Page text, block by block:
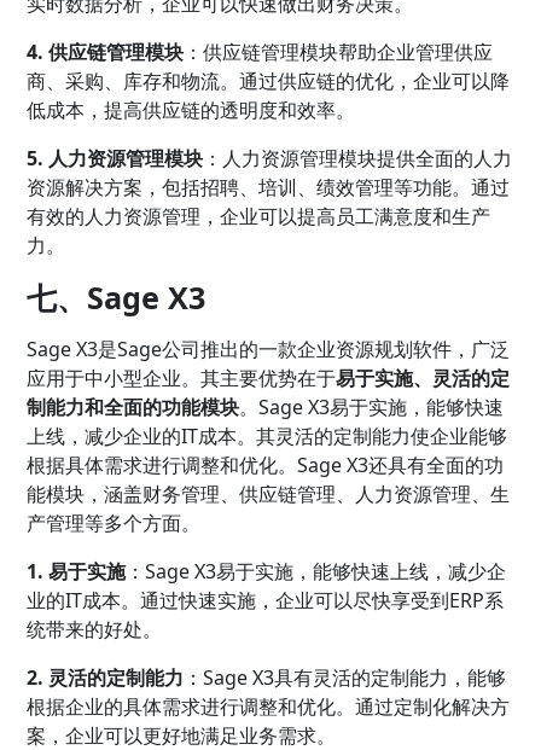
4. 供应链管理模块 ：供应链管理模块帮助企业管理供应
商、采购、库存和物流。通过供应链的优化，企业可以降
低成本，提高供应链的透明度和效率。
5. 人力资源管理模块 ：人力资源管理模块提供全面的人力
资源解决方案，包括招聘、培训、绩效管理等功能。通过
有效的人力资源管理，企业可以提高员工满意度和生产
力。
七、Sage X3
Sage X3是Sage公司推出的一款企业资源规划软件，广泛
应用于中小型企业。其主要优势在于易于实施、灵活的定
制能力和全面的功能模块。Sage X3易于实施，能够快速
上线，减少企业的IT成本。其灵活的定制能力使企业能够
根据具体需求进行调整和优化。Sage X3还具有全面的功
能模块，涵盖财务管理、供应链管理、人力资源管理、生
产管理等多个方面。
1. 易于实施：Sage X3易于实施，能够快速上线，减少企
业的IT成本。通过快速实施，企业可以尽快享受到ERP系
统带来的好处。
2. 灵活的定制能力 ：Sage X3具有灵活的定制能力，能够
根据企业的具体需求进行调整和优化。通过定制化解决方
案，企业可以更好地满足业务需求。